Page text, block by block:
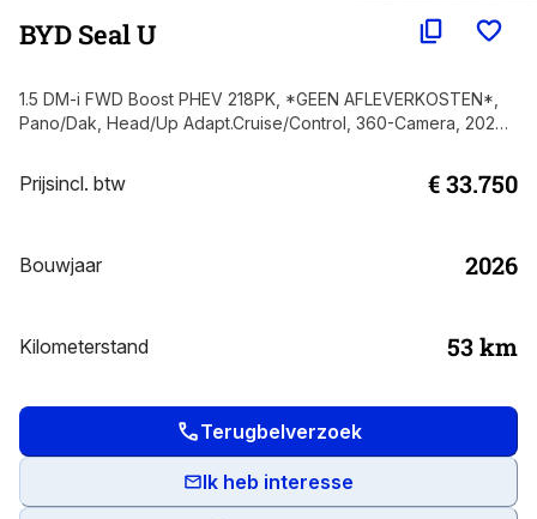
BYD Seal U
1.5 DM-i FWD Boost PHEV 218PK, *GEEN AFLEVERKOSTEN*,
Pano/Dak, Head/Up Adapt.Cruise/Control, 360-Camera, 2026
Prijsincl. btw € 33.750
Bouwjaar 2026
Kilometerstand 53km
Ik heb interesse
Terugbelverzoek